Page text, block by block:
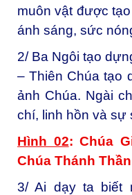
muôn vật được
ánh sáng, sức
2/ Ba Ngôi tạo
– Thiên Chúa tạo
ảnh Chúa. Ngài
chí, linh hồn và sự
Hình 02: Chúa
Chúa Thánh
3/ Ai dạy ta biết